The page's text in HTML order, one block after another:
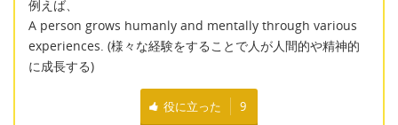
例えば、
A person grows humanly and mentally through various
experiences. (様々な経験をすることで人が人間的や精神的
に成長する)
役に立った 9